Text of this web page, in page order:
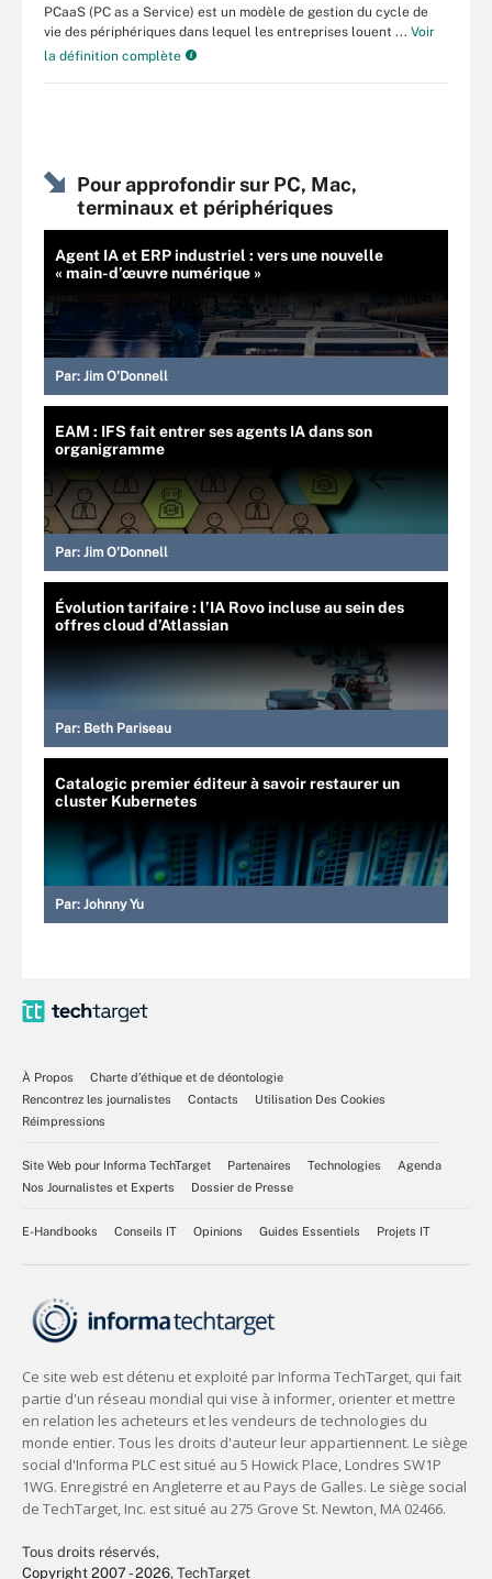
PCaaS (PC as a Service) est un modèle de gestion du cycle de
vie des périphériques dans lequel les entreprises louent ... Voir
la définition complète
Pour approfondir sur PC, Mac,
terminaux et périphériques
Agent IA et ERP industriel : vers une nouvelle
« main-d’œuvre numérique »
Par: Jim O'Donnell
EAM : IFS fait entrer ses agents IA dans son
organigramme
Par: Jim O'Donnell
Évolution tarifaire : l’IA Rovo incluse au sein des
offres cloud d’Atlassian
Par: Beth Pariseau
Catalogic premier éditeur à savoir restaurer un
cluster Kubernetes
Par: Johnny Yu
À Propos
Charte d’éthique et de déontologie
Rencontrez les journalistes
Contacts
Utilisation Des Cookies
Réimpressions
Site Web pour Informa TechTarget Partenaires Technologies
Agenda
Nos Journalistes et Experts
Dossier de Presse
E-Handbooks Conseils IT Opinions Guides Essentiels Projets IT
Tous droits réservés,
Copyright 2007 - 2026, TechTarget